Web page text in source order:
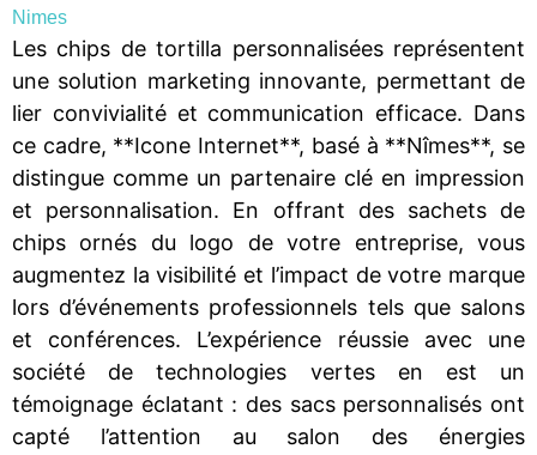
Nimes
Les chips de tortilla personnalisées représentent
une solution marketing innovante, permettant de
lier convivialité et communication efficace. Dans
ce cadre, **Icone Internet**, basé à **Nîmes**, se
distingue comme un partenaire clé en impression
et personnalisation. En offrant des sachets de
chips ornés du logo de votre entreprise, vous
augmentez la visibilité et l’impact de votre marque
lors d’événements professionnels tels que salons
et conférences. L’expérience réussie avec une
société de technologies vertes en est un
témoignage éclatant : des sacs personnalisés ont
capté l’attention au salon des énergies